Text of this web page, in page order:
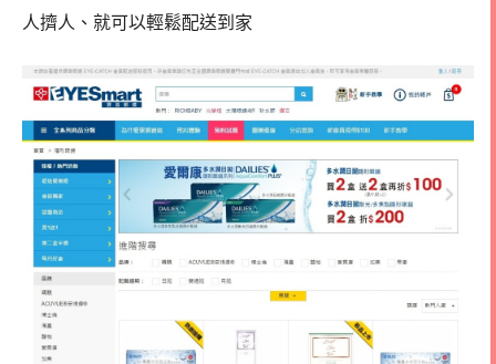
人擠人、就可以輕鬆配送到家